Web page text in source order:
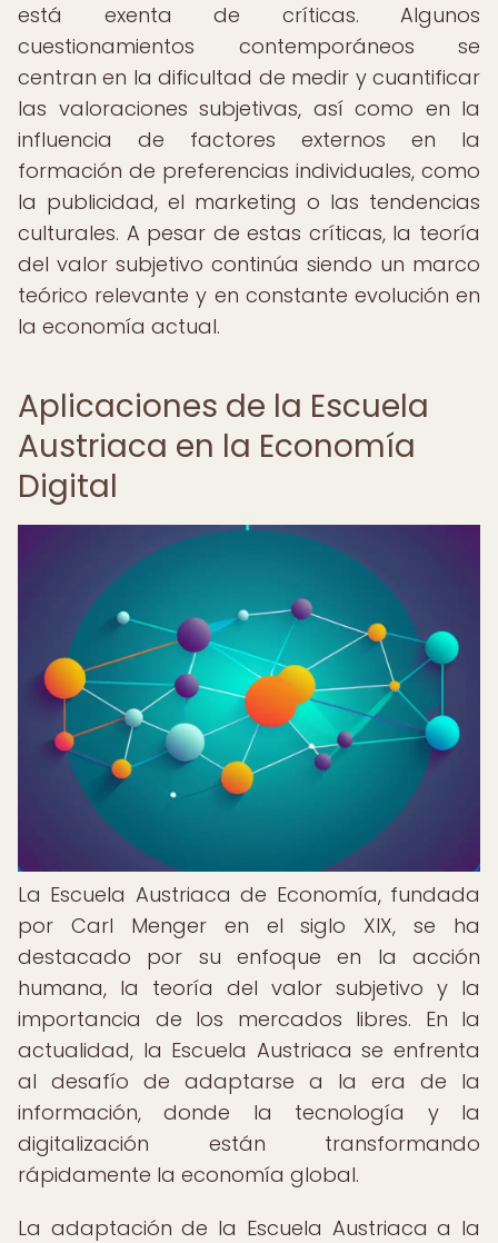
está exenta de críticas. Algunos
cuestionamientos contemporáneos se
centran en la dificultad de medir y cuantificar
las valoraciones subjetivas, así como en la
influencia de factores externos en la
formación de preferencias individuales, como
la publicidad, el marketing o las tendencias
culturales. A pesar de estas críticas, la teoría
del valor subjetivo continúa siendo un marco
teórico relevante y en constante evolución en
la economía actual.
Aplicaciones de la Escuela
Austriaca en la Economía
Digital
La Escuela Austriaca de Economía, fundada
por Carl Menger en el siglo XIX, se ha
destacado por su enfoque en la acción
humana, la teoría del valor subjetivo y la
importancia de los mercados libres. En la
actualidad, la Escuela Austriaca se enfrenta
al desafío de adaptarse a la era de la
información, donde la tecnología y la
digitalización están transformando
rápidamente la economía global.
La adaptación de la Escuela Austriaca a la